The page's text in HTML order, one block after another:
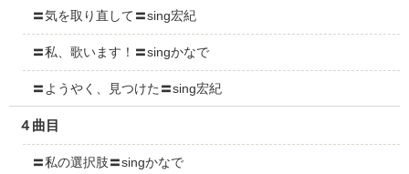
〓気を取り直して〓sing宏紀
〓私、歌います！〓singかなで
〓ようやく、見つけた〓sing宏紀
４曲目
〓私の選択肢〓singかなで